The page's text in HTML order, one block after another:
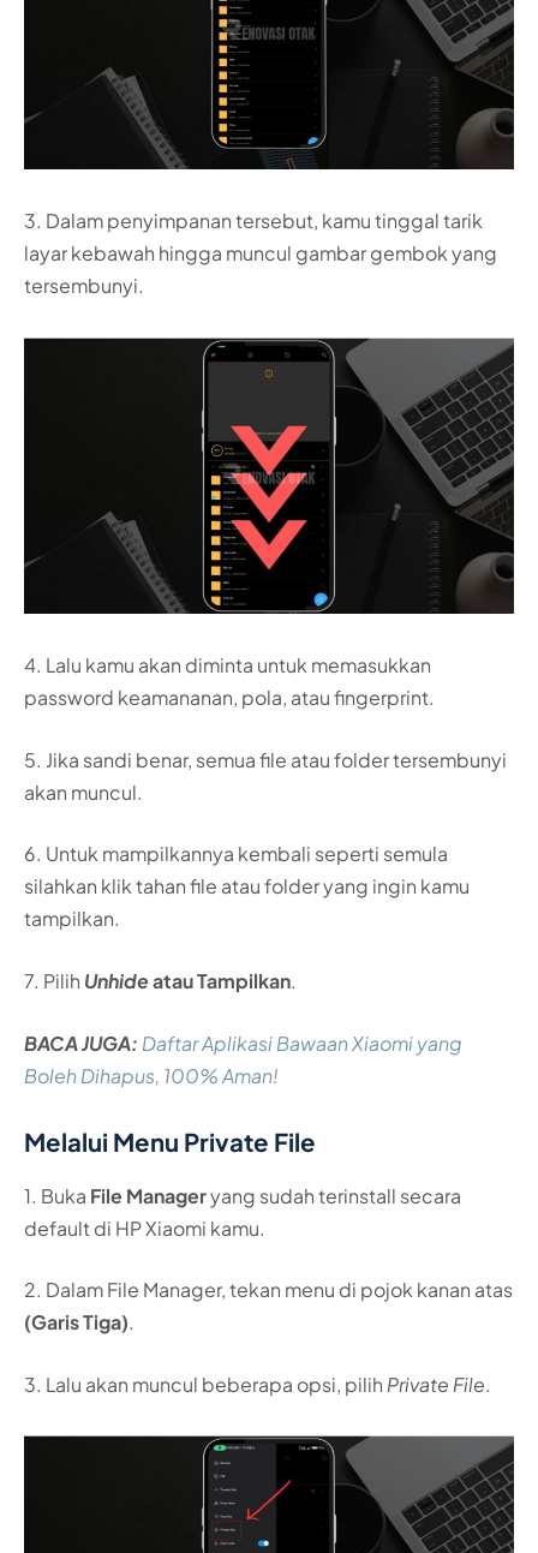
3. Dalam penyimpanan tersebut, kamu tinggal tarik
layar kebawah hingga muncul gambar gembok yang
tersembunyi.
4. Lalu kamu akan diminta untuk memasukkan
password keamananan, pola, atau fingerprint.
5. Jika sandi benar, semua file atau folder tersembunyi
akan muncul.
6. Untuk mampilkannya kembali seperti semula
silahkan klik tahan file atau folder yang ingin kamu
tampilkan.
7. Pilih Unhideatau Tampilkan.
BACA JUGA: Daftar Aplikasi Bawaan Xiaomi yang
Boleh Dihapus, 100% Aman!
Melalui Menu Private File
1. Buka File Manageryang sudah terinstall secara
default di HP Xiaomi kamu.
2. Dalam File Manager, tekan menu di pojok kanan atas
(Garis Tiga).
3. Lalu akan muncul beberapa opsi, pilih Private File.